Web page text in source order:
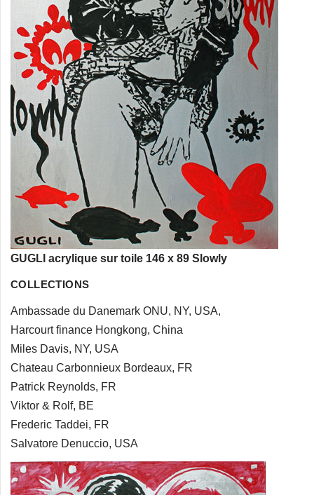
GUGLI acrylique sur toile 146 x 89 Slowly
COLLECTIONS
Ambassade du Danemark ONU, NY, USA,
Harcourt finance Hongkong, China
Miles Davis, NY, USA
Chateau Carbonnieux Bordeaux, FR
Patrick Reynolds, FR
Viktor & Rolf, BE
Frederic Taddei, FR
Salvatore Denuccio, USA